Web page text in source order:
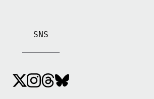
SNS